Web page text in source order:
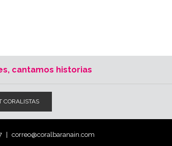
cantamos historias
CORALISTAS
correo@coralbaranain.com